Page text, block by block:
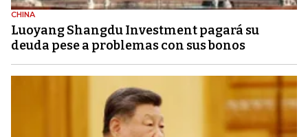
CHINA
Luoyang Shangdu Investment pagará su
deuda pese a problemas con sus bonos